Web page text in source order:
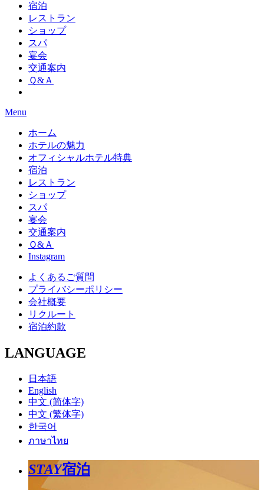
宿泊
レストラン
ショップ
スパ
宴会
交通案内
Ｑ&Ａ
Menu
ホーム
ホテルの魅力
オフィシャルホテル特典
宿泊
レストラン
ショップ
スパ
宴会
交通案内
Ｑ&Ａ
Instagram
よくあるご質問
プライバシーポリシー
会社概要
リクルート
宿泊約款
LANGUAGE
日本語
English
中文 (简体字)
中文 (繁体字)
한국어
ภาษาไทย
STAY宿泊